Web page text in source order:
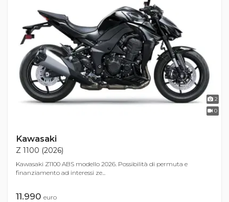
2
0
Kawasaki
Z 1100 (2026)
Kawasaki Z1100 ABS modello 2026. Possibilità di permuta e
finanziamento ad interessi ze...
11.990 euro